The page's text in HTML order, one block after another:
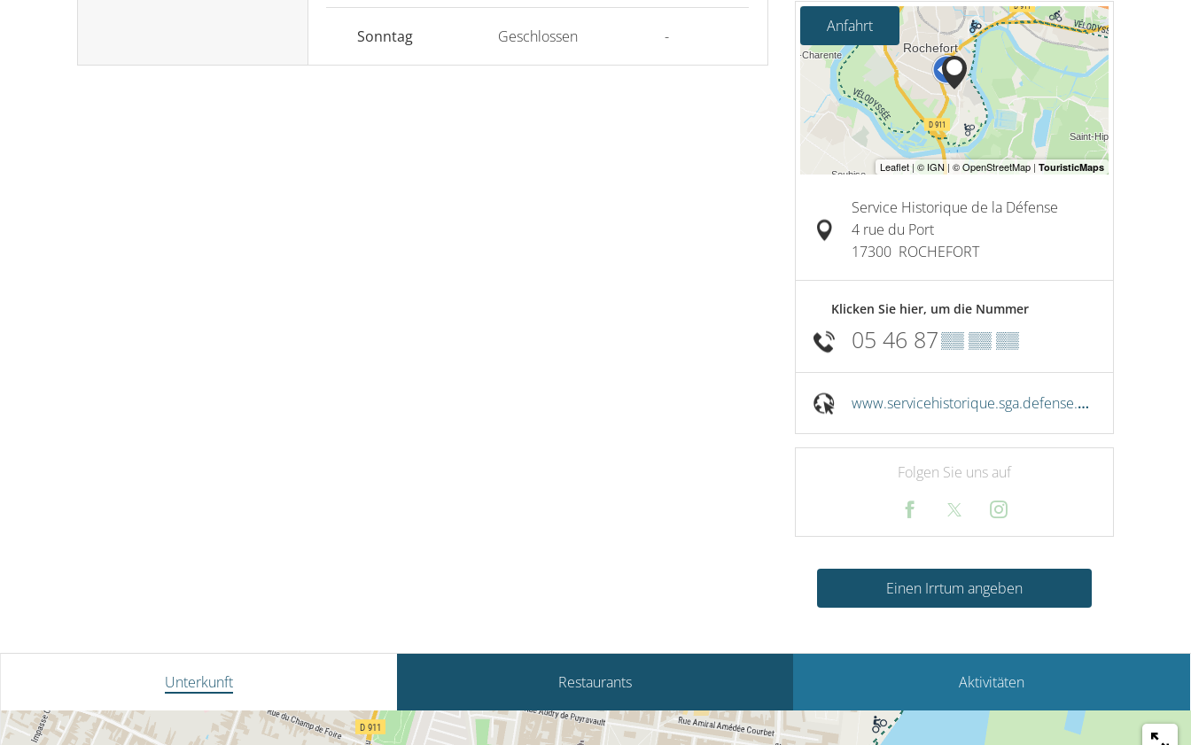
Sonntag Geschlossen -
Anfahrt
Service Historique de la Défense
4 rue du Port
17300 ROCHEFORT
Klicken Sie hier, um die Nummer
05 46 87▒▒ ▒▒ ▒▒
www.servicehistorique.sga.defense.gouv.fr
Folgen Sie uns auf
Einen Irrtum angeben
Unterkunft Restaurants Aktivitäten